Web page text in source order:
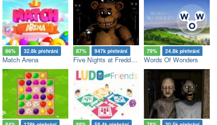
86% 32.8k přehrání
Match Arena
87% 947k přehrání
Five Nights at Freddy's
79% 24.8k přehrání
Words Of Wonders